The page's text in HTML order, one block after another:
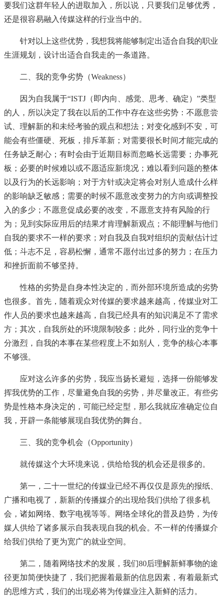
要我们这群年轻人的进取加入，所以说，只要我们足够优秀，
还是很容易融入传媒这样的行业当中的。
针对以上这些优势，我想我将能够制定出适合自我的职业
生涯规划，设计出适合自我走的一条道路。
二、我的竞争劣势（Weakness）
因为自我属于“ISTJ（即内向、感觉、思考、确定）”类型
的人，所以决定了我在以后的工作中存在这些劣势：不愿意尝
试、理解新的和未经考验的观点和想法；对变化感到不安，可
能会有些僵硬、死板，排斥革新；对需要很长时间才能完成的
任务缺乏耐心；有时会由于近期目标而忽略长远需要；办事死
板；必要的时候难以或不愿适应新境况；难以看到问题的整体
以及行为的长远影响；对于方针或决定将会对别人造成什么样
的影响缺乏敏感；需要的时候不愿意改变努力的方向或调整投
入的多少；不愿意促成必要的改变，不愿意支持有风险的行
为；见到实际应用后的结果才肯理解新观点；不能理解与他们
自我的要求不一样的要求；对自我及自我对组织的贡献估计过
低；斗志不足，容易松懈，通常不愿付出过多的努力；在压力
和挫折面前不够坚持。
性格的劣势是自身本性决定的，而外部环境所造成的劣势
也很多。首先，随着观众对传媒的要求越来越高，传媒业对工
作人员的要求也越来越高，自我已经具有的知识满足不了需求
方；其次，自我所处的环境限制较多；此外，同行业的竞争十
分激烈，自我的本事在某些程度上不如别人，竞争的核心本事
不够强。
应对这么许多的劣势，我应当扬长避短，选择一份能够发
挥我优势的工作，尽量避免自我的劣势，并尽量改正。有些劣
势是性格本身决定的，可能已经定型，那么我就应准确定位自
我，开辟一条能够展现自我优势的舞台。
三、我的竞争机会（Opportunity）
就传媒这个大环境来说，供给给我的机会还是很多的。
第一，二十一世纪的传媒业已经不再仅仅是原先的报纸、
广播和电视了，新新的传播媒介的出现给我们供给了很多机
会，诸如网络、数字电视等等。网络全球化的普及趋势，为传
媒人供给了诸多展示自我表现自我的机会。不一样的传播媒介
给我们供给了更为宽广的就业空间。
第二，随着网络技术的发展，我们80后理解新鲜事物的途
径更加简便快捷了，我们把握着最新的信息因素，有着最新式
的思维方式，我们的出现必将为传媒业注入新鲜的活力。